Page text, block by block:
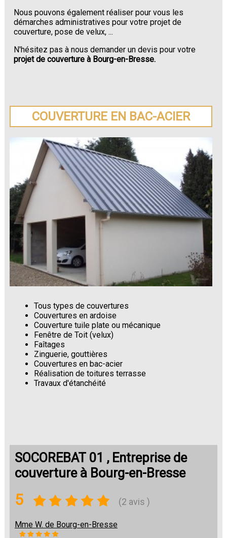
Nous pouvons également réaliser pour vous les
démarches administratives pour votre projet de
couverture, pose de velux, ...
N'hésitez pas à nous demander un devis pour votre
projet de couverture à Bourg-en-Bresse.
COUVERTURE EN BAC-ACIER
Tous types de couvertures
Couvertures en ardoise
Couverture tuile plate ou mécanique
Fenêtre de Toit (velux)
Faîtages
Zinguerie, gouttières
Couvertures en bac-acier
Réalisation de toitures terrasse
Travaux d'étanchéité
SOCOREBAT 01 , Entreprise de
couverture à Bourg-en-Bresse
5 (2 avis )
Mme W. de Bourg-en-Bresse